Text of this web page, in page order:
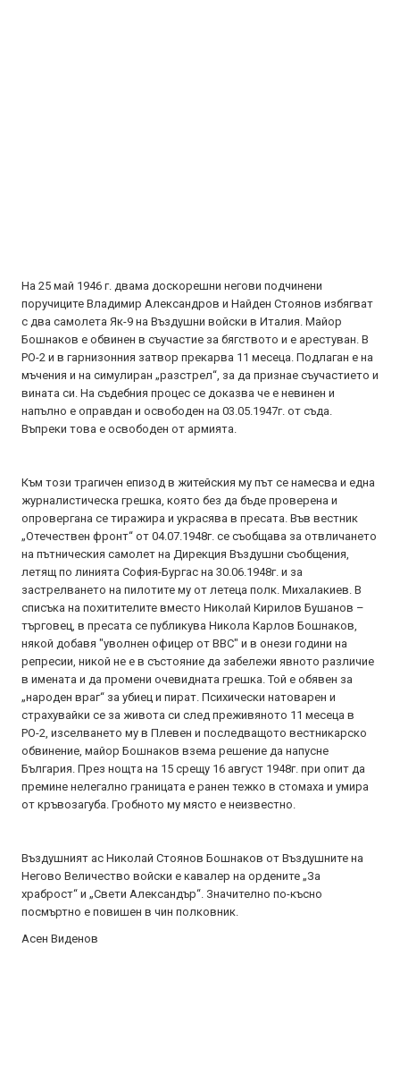
На 25 май 1946 г. двама доскорешни негови подчинени
поручиците Владимир Александров и Найден Стоянов избягват
с два самолета Як-9 на Въздушни войски в Италия. Майор
Бошнаков е обвинен в съучастие за бягството и е арестуван. В
РО-2 и в гарнизонния затвор прекарва 11 месеца. Подлаган е на
мъчения и на симулиран „разстрел“, за да признае съучастието и
вината си. На съдебния процес се доказва че е невинен и
напълно е оправдан и освободен на 03.05.1947г. от съда.
Въпреки това е освободен от армията.
Към този трагичен епизод в житейския му път се намесва и една
журналистическа грешка, която без да бъде проверена и
опровергана се тиражира и украсява в пресата. Във вестник
„Отечествен фронт“ от 04.07.1948г. се съобщава за отвличането
на пътническия самолет на Дирекция Въздушни съобщения,
летящ по линията София-Бургас на 30.06.1948г. и за
застрелването на пилотите му от летеца полк. Михалакиев. В
списъка на похитителите вместо Николай Кирилов Бушанов –
търговец, в пресата се публикува Никола Карлов Бошнаков,
някой добавя "уволнен офицер от ВВС" и в онези години на
репресии, никой не е в състояние да забележи явното различие
в имената и да промени очевидната грешка. Той е обявен за
„народен враг“ за убиец и пират. Психически натоварен и
страхувайки се за живота си след преживяното 11 месеца в
РО-2, изселването му в Плевен и последващото вестникарско
обвинение, майор Бошнаков взема решение да напусне
България. През нощта на 15 срещу 16 август 1948г. при опит да
премине нелегално границата е ранен тежко в стомаха и умира
от кръвозагуба. Гробното му място е неизвестно.
Въздушният ас Николай Стоянов Бошнаков от Въздушните на
Негово Величество войски е кавалер на ордените „За
храброст“ и „Свети Александър“. Значително по-късно
посмъртно е повишен в чин полковник.
Асен Виденов